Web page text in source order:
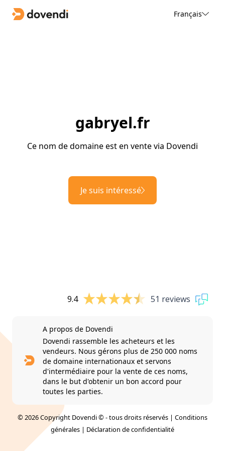
Français
gabryel.fr
Ce nom de domaine est en vente via Dovendi
Je suis intéressé
9.4 51 reviews
A propos de Dovendi
Dovendi rassemble les acheteurs et les
vendeurs. Nous gérons plus de 250 000 noms
de domaine internationaux et servons
d'intermédiaire pour la vente de ces noms,
dans le but d'obtenir un bon accord pour
toutes les parties.
© 2026 Copyright Dovendi © - tous droits réservés | Conditions
générales | Déclaration de confidentialité